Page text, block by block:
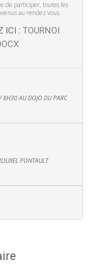
de participer, toutes les
au rendez vous.
ICI : TOURNOI
8H30 AU DOJO DU PARC
PONTAULT